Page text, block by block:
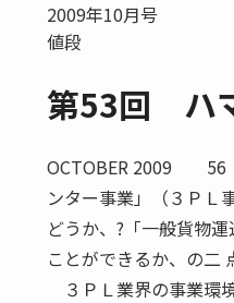
2009年10月号
値段
第53回 ハ
OCTOBER 2009 56
ンター事業」（３ＰＬ
どうか、?「一般貨物
ことができるか、の二
３ＰＬ業界の事業環